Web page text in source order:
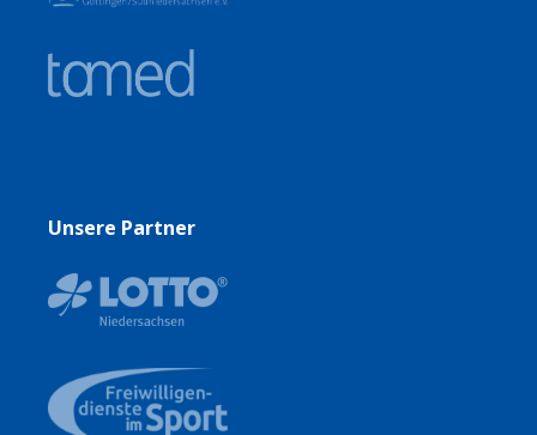
Unsere Partner